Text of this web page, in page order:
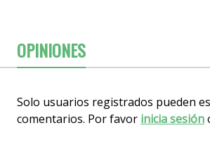
OPINIONES
Solo usuarios registrados pueden
comentarios. Por favor inicia sesión